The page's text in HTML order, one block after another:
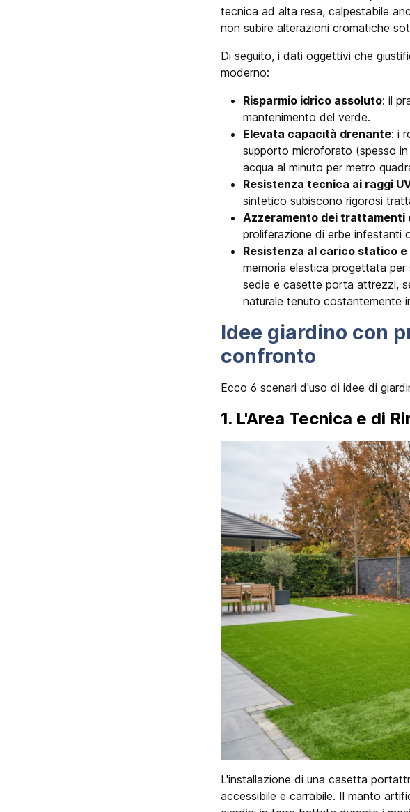
tecnica ad alta resa, calpestabile
non subire alterazioni cromatiche
Di seguito, i dati oggettivi che
moderno:
Risparmio idrico assoluto: il
mantenimento del verde.
Elevata capacità drenante: i
supporto microforato (spesso in
acqua al minuto per metro
Resistenza tecnica ai raggi
sintetico subiscono rigorosi
Azzeramento dei trattamenti
proliferazione di erbe infestanti
Resistenza al carico statico e
memoria elastica progettata
sedie e casette porta attrezzi,
naturale tenuto costantemente
Idee giardino con
confronto
Ecco 6 scenari d'uso di idee di
1. L'Area Tecnica e di
L'installazione di una casetta
accessibile e carrabile. Il manto